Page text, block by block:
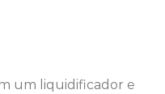
um liquidificador e